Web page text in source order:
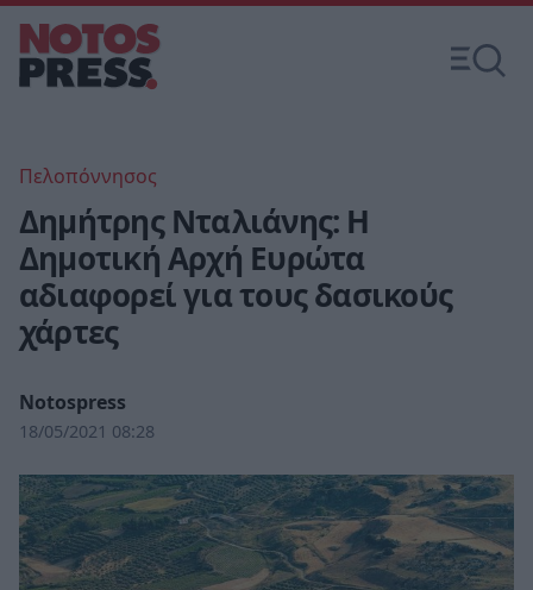
Πελοπόννησος
Δημήτρης Νταλιάνης: Η
Δημοτική Αρχή Ευρώτα
αδιαφορεί για τους δασικούς
χάρτες
Notospress
18/05/2021 08:28